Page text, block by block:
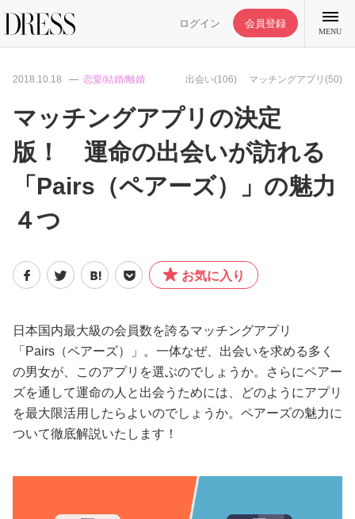
ログイン 会員登録
MENU
特集記事
DRESS部活
ファッション
恋愛/結婚/離婚
美容/健康
ワークスタイル
妊娠/出産/家族
2018.10.18 恋愛/結婚/離婚 出会い(106) マッチングアプリ(50)
マッチングアプリの決定
版！ 運命の出会いが訪れる
「Pairs（ペアーズ）」の魅力
４つ
お気に入り
日本国内最大級の会員数を誇るマッチングアプリ
「Pairs（ペアーズ）」。一体なぜ、出会いを求める多く
の男女が、このアプリを選ぶのでしょうか。さらにペアー
ズを通して運命の人と出会うためには、どのようにアプリ
を最大限活用したらよいのでしょうか。ペアーズの魅力に
ついて徹底解説いたします！